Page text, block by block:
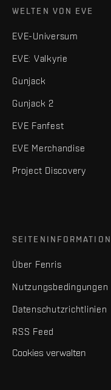
WELTEN VON EVE
EVE-Universum
EVE: Valkyrie
Gunjack
Gunjack 2
EVE Fanfest
EVE Merchandise
Project Discovery
Über Fenris
Nutzungsbedingungen
Datenschutzrichtlinien
RSS Feed
Cookies verwalten